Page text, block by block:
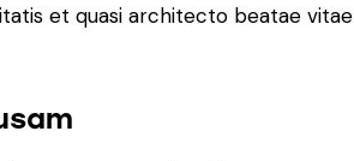
et quasi architecto beatae vitae